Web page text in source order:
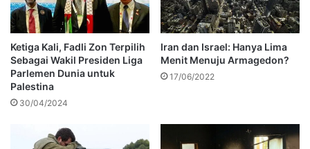
Ketiga Kali, Fadli Zon Terpilih
Sebagai Wakil Presiden Liga
Parlemen Dunia untuk
Palestina
30/04/2024
Iran dan Israel: Hanya Lima
Menit Menuju Armagedon?
17/06/2022